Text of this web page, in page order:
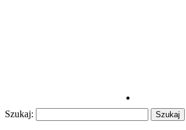
Szukaj: